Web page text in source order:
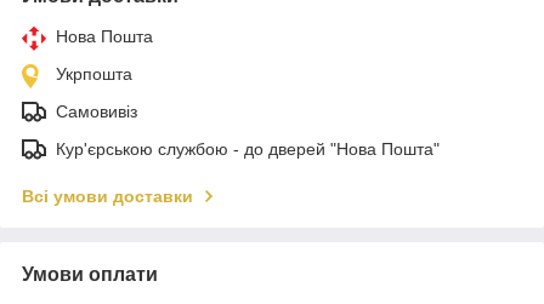
Нова Пошта
Укрпошта
Самовивіз
Кур'єрською службою - до дверей "Нова Пошта"
Всі умови доставки
Умови оплати